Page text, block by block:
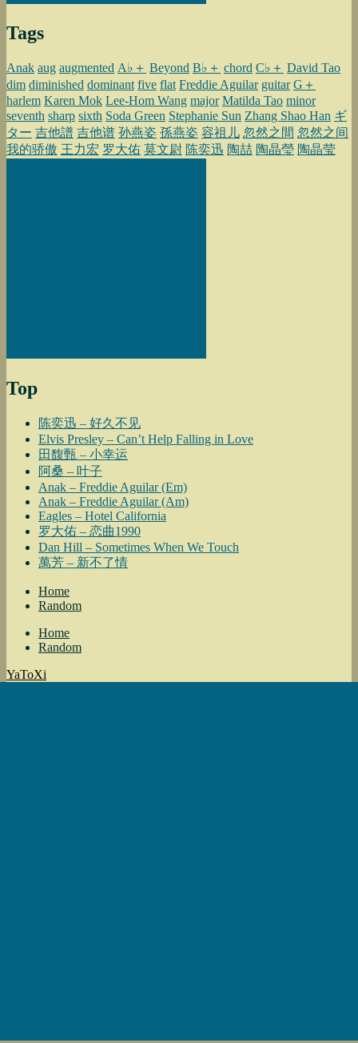
Tags
Anak aug augmented A♭＋ Beyond B♭＋ chord C♭＋ David Tao
dim diminished dominant five flat Freddie Aguilar guitar G＋
harlem Karen Mok Lee-Hom Wang major Matilda Tao minor
seventh sharp sixth Soda Green Stephanie Sun Zhang Shao Han ギ
ター 吉他譜 吉他谱 孙燕姿 孫燕姿 容祖儿 忽然之間 忽然之间
我的骄傲 王力宏 罗大佑 莫文尉 陈奕迅 陶喆 陶晶瑩 陶晶莹
Top
陈奕迅 – 好久不见
Elvis Presley – Can’t Help Falling in Love
田馥甄 – 小幸运
阿桑 – 叶子
Anak – Freddie Aguilar (Em)
Anak – Freddie Aguilar (Am)
Eagles – Hotel California
罗大佑 – 恋曲1990
Dan Hill – Sometimes When We Touch
萬芳 – 新不了情
Home
Random
Home
Random
YaToXi